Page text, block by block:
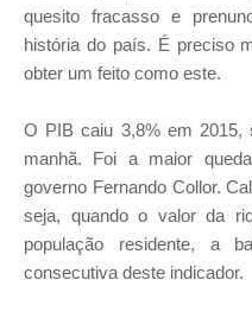
quesito fracasso e
história do país. É preciso
obter um feito como este.
O PIB caiu 3,8% em 2015,
manhã. Foi a maior
governo Fernando Collor.
seja, quando o valor da
população residente, a
consecutiva deste indicador.